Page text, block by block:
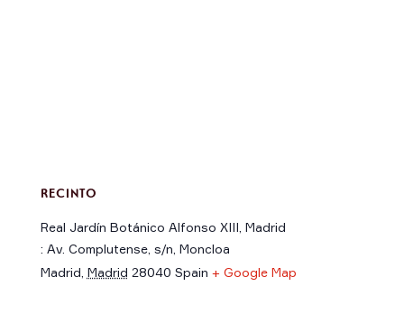
RECINTO
Real Jardín Botánico Alfonso XIII, Madrid
: Av. Complutense, s/n, Moncloa
Madrid, Madrid 28040 Spain + Google Map